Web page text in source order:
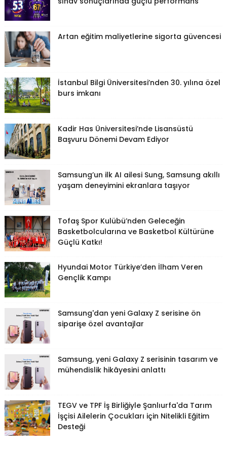
Artan eğitim maliyetlerine sigorta güvencesi
İstanbul Bilgi Üniversitesi’nden 30. yılına özel
burs imkanı
Kadir Has Üniversitesi’nde Lisansüstü
Başvuru Dönemi Devam Ediyor
Samsung’un ilk AI ailesi Sung, Samsung akıllı
yaşam deneyimini ekranlara taşıyor
Tofaş Spor Kulübü’nden Geleceğin
Basketbolcularına ve Basketbol Kültürüne
Güçlü Katkı!
Hyundai Motor Türkiye’den İlham Veren
Gençlik Kampı
Samsung'dan yeni Galaxy Z serisine ön
siparişe özel avantajlar
Samsung, yeni Galaxy Z serisinin tasarım ve
mühendislik hikâyesini anlattı
TEGV ve TPF İş Birliğiyle Şanlıurfa'da Tarım
İşçisi Ailelerin Çocukları için Nitelikli Eğitim
Desteği